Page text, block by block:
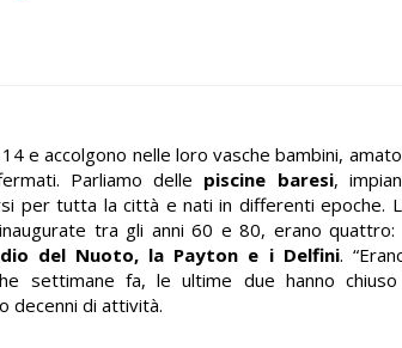
e accolgono nelle loro vasche bambini,
Parliamo delle piscine baresi,
per tutta la città e nati in differenti epoche.
tra gli anni 60 e 80, erano quattro:
del Nuoto, la Payton e i Delfini.
settimane fa, le ultime due hanno
decenni di attività.